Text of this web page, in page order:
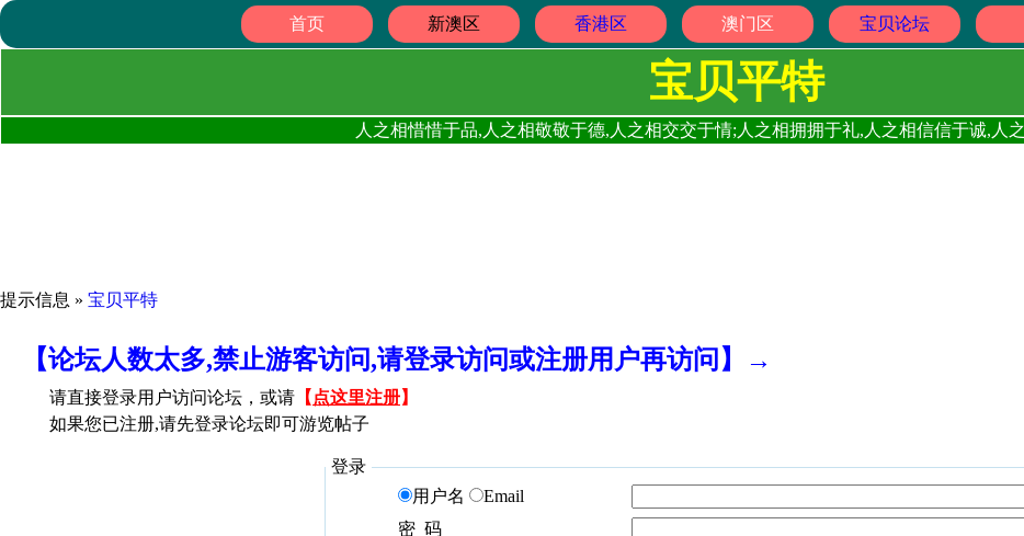
首页 新澳区 香港区 澳门区 宝贝论坛
宝贝平特
人之相惜惜于品,人之相敬敬于德,人之相交交于情;人之相拥拥于礼,人之相信信于诚,人
提示信息 » 宝贝平特
【论坛人数太多,禁止游客访问,请登录访问或注册用户再访问】→
请直接登录用户访问论坛，或请 【 点这里注册】
如果您已注册,请先登录论坛即可游览帖子
登录
用户名
Email
密 码